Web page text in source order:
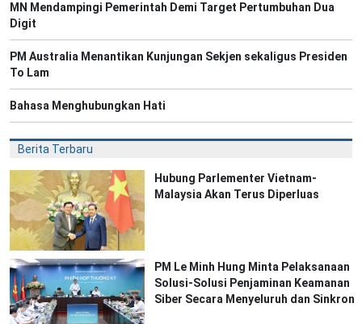
MN Mendampingi Pemerintah Demi Target Pertumbuhan Dua
Digit
PM Australia Menantikan Kunjungan Sekjen sekaligus Presiden
To Lam
Bahasa Menghubungkan Hati
Berita Terbaru
Hubung Parlementer Vietnam-
Malaysia Akan Terus Diperluas
PM Le Minh Hung Minta Pelaksanaan
Solusi-Solusi Penjaminan Keamanan
Siber Secara Menyeluruh dan Sinkron